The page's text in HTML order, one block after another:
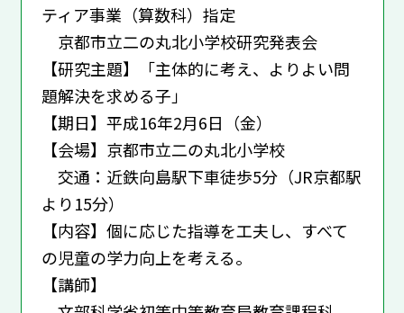
ティア事業（算数科）指定
京都市立二の丸北小学校研究発表会
【研究主題】「主体的に考え、よりよい問
題解決を求める子」
【期日】平成16年2月6日（金）
【会場】京都市立二の丸北小学校
交通：近鉄向島駅下車徒歩5分（JR京都駅
より15分）
【内容】個に応じた指導を工夫し、すべて
の児童の学力向上を考える。
【講師】